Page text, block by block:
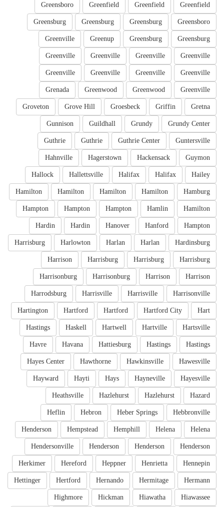
Greenfield
Greenfield
Greenfield
Greensboro
Greensboro
Greensburg
Greensburg
Greensburg
Greensburg
Greensburg
Greenup
Greenville
Greenville
Greenville
Greenville
Greenville
Greenville
Greenville
Greenville
Greenville
Greenville
Greenwood
Greenwood
Grenada
Gretna
Griffin
Groesbeck
Grove Hill
Groveton
Grundy Center
Grundy
Guildhall
Gunnison
Guntersville
Guthrie Center
Guthrie
Guthrie
Guymon
Hackensack
Hagerstown
Hahnville
Hailey
Halifax
Halifax
Hallettsville
Hallock
Hamburg
Hamilton
Hamilton
Hamilton
Hamilton
Hamilton
Hamlin
Hampton
Hampton
Hampton
Hampton
Hanford
Hanover
Hardin
Hardin
Hardinsburg
Harlan
Harlan
Harlowton
Harrisburg
Harrisburg
Harrisburg
Harrisburg
Harrison
Harrison
Harrison
Harrisonburg
Harrisonburg
Harrisonville
Harrisville
Harrisville
Harrodsburg
Hart
Hartford City
Hartford
Hartford
Hartington
Hartsville
Hartville
Hartwell
Haskell
Hastings
Hastings
Hastings
Hattiesburg
Havana
Havre
Hawesville
Hawkinsville
Hawthorne
Hayes Center
Hayesville
Hayneville
Hays
Hayti
Hayward
Hazard
Hazlehurst
Hazlehurst
Heathsville
Hebbronville
Heber Springs
Hebron
Heflin
Helena
Helena
Hemphill
Hempstead
Henderson
Henderson
Henderson
Henderson
Hendersonville
Hennepin
Henrietta
Heppner
Hereford
Herkimer
Hermann
Hermitage
Hernando
Hertford
Hettinger
Hiawassee
Hiawatha
Hickman
Highmore